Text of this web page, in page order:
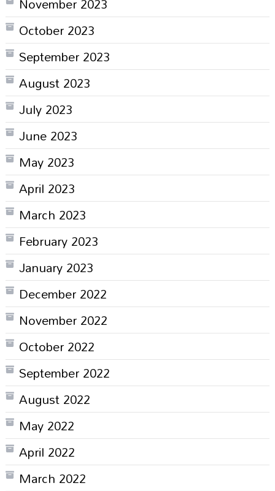
October 2023
September 2023
August 2023
July 2023
June 2023
May 2023
April 2023
March 2023
February 2023
January 2023
December 2022
November 2022
October 2022
September 2022
August 2022
May 2022
April 2022
March 2022